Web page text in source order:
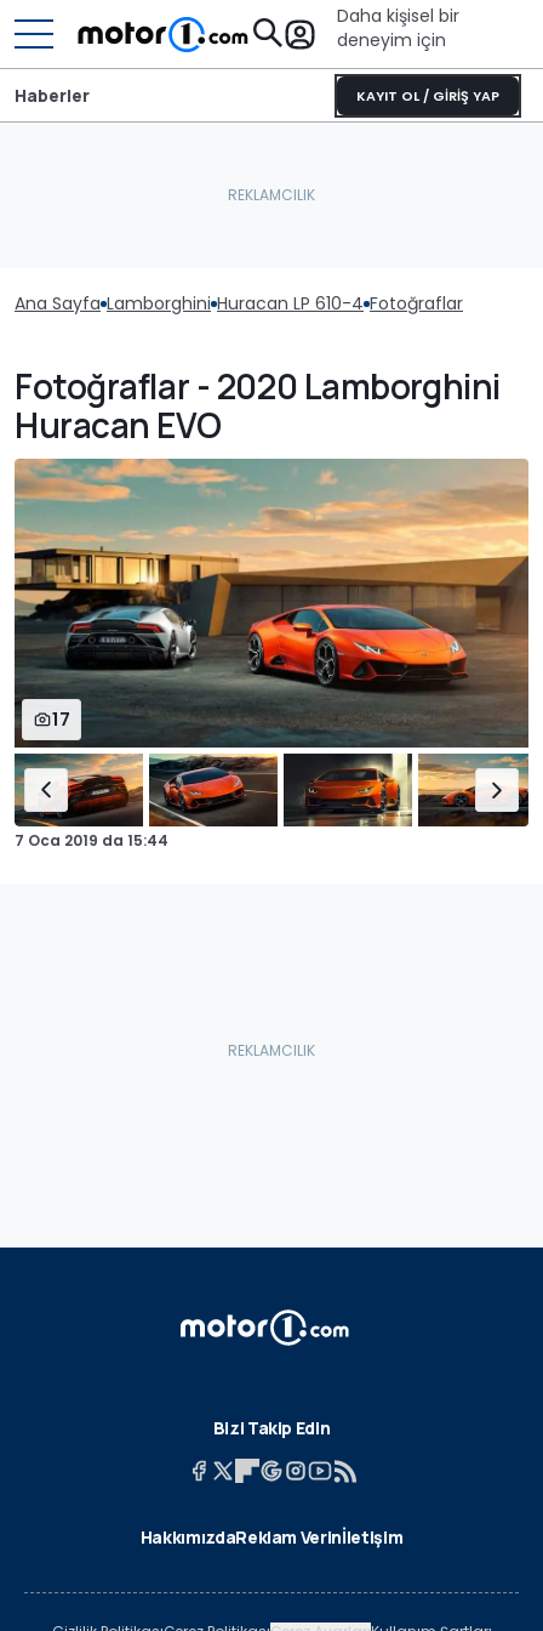
Daha kişisel bir
deneyim için
KAYIT OL / GİRİŞ YAP
Haberler
Ana Sayfa Lamborghini Huracan LP 610-4 Fotoğraflar
Fotoğraflar - 2020 Lamborghini
Huracan EVO
17
7 Oca 2019 da 15:44
Bizi Takip Edin
HakkımızdaReklam Verinİletişim